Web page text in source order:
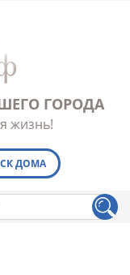
ГОРОДА
жизнь!
ДОМА